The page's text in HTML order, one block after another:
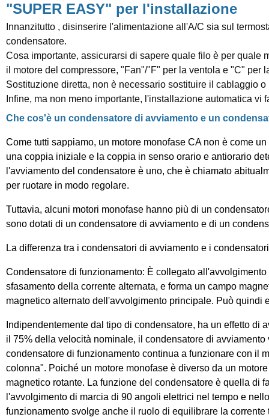
"SUPER EASY" per l'installazione
Innanzitutto , disinserire l'alimentazione all'A/C sia sul
condensatore.
Cosa importante, assicurarsi di sapere quale filo è per quale
il motore del compressore, "Fan"/"F" per la ventola e "C" per
Sostituzione diretta, non è necessario sostituire il cablaggio o
Infine, ma non meno importante, l'installazione automatica
Che cos'è un condensatore di avviamento e un
Come tutti sappiamo, un motore monofase CA non è come
una coppia iniziale e la coppia in senso orario e antiorario
l'avviamento del condensatore è uno, che è chiamato
per ruotare in modo regolare.
Tuttavia, alcuni motori monofase hanno più di un
sono dotati di un condensatore di avviamento e di un
La differenza tra i condensatori di avviamento e i
Condensatore di funzionamento: È collegato
sfasamento della corrente alternata, e forma un campo
magnetico alternato dell'avvolgimento principale. Può quindi
Indipendentemente dal tipo di condensatore, ha un effetto
il 75% della velocità nominale, il condensatore di
condensatore di funzionamento continua a funzionare con il
colonna". Poiché un motore monofase è diverso da un
magnetico rotante. La funzione del condensatore è quella di
l'avvolgimento di marcia di 90 angoli elettrici nel tempo e
funzionamento svolge anche il ruolo di equilibrare la